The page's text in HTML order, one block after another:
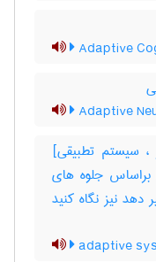
Adaptive
Adaptive
، سیستم تطبیقی]
براساس جلوه های
نیز نگاه کنید
adaptive